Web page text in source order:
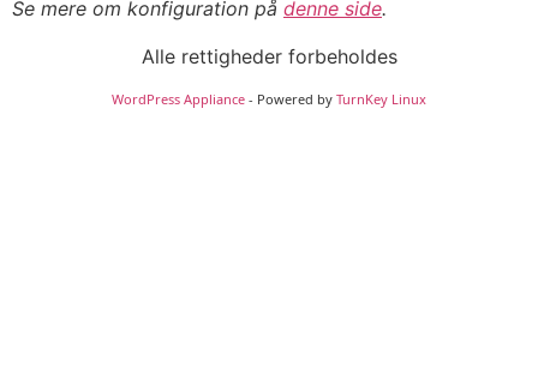
Se mere om konfiguration på denne side.
Alle rettigheder forbeholdes
WordPress Appliance - Powered by TurnKey Linux